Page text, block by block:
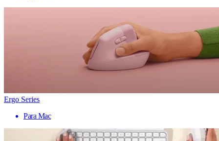
Ergo Series
Para Mac